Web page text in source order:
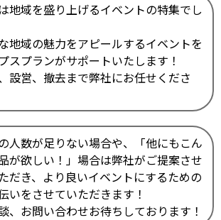
地域を盛り上げるイベントの特集でし
地域の魅力をアピールするイベントを
スプランがサポートいたします！
設営、撤去まで弊社にお任せくださ
人数が足りない場合や、「他にもこん
が欲しい！」場合は弊社がご提案させ
だき、より良いイベントにするための
いをさせていただきます！
、お問い合わせお待ちしております！